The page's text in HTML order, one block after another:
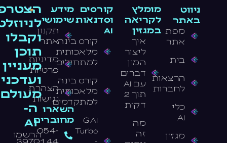
ניווט
באתר
מפת
אתר
בית
הרצאות
לחברות
כלי
AI
מגזין
מומלץ
לקריאה
במגזין
איך
ליצור
המון
דברים
עם AI
תוך 2
דקות
מה
זה
קורסים
וסדנאות
AI
קורס בינה
מלאכותית
למתחילים
קורס בינה
מלאכותית
למתקדמים
GAI
Turbo
-
מידע
שימושי
תקנון
אתר
מדיניות
פרטיות
הצהרת
נגישות
השארו
מחוברים
054-
3970144
וקבלו
תוכן
מעניין
ועדכני
מעולם
ה-
AI
הרשמו